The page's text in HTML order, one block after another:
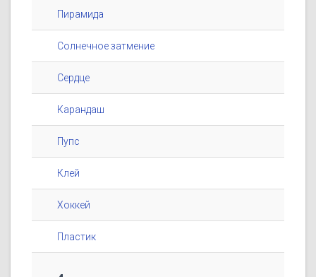
Пирамида
Солнечное затмение
Сердце
Карандаш
Пупс
Клей
Хоккей
Пластик